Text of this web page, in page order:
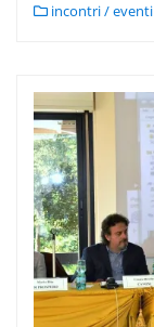
incontri / eventi